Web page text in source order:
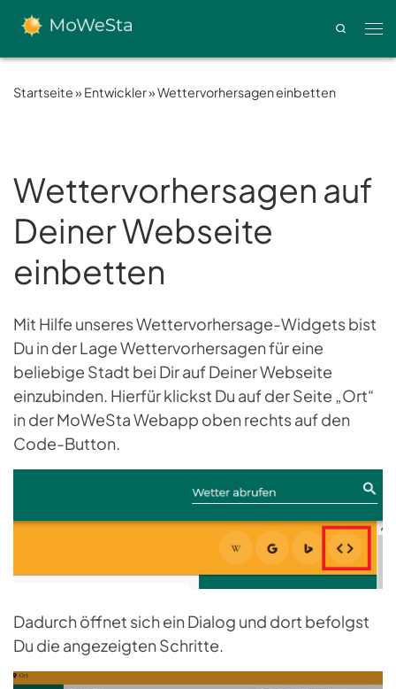
Zum Inhalt springen
Search
Startseite» Entwickler»Wettervorhersagen einbetten
Wettervorhersagen auf
Deiner Webseite
einbetten
Mit Hilfe unseres Wettervorhersage-Widgets bist
Du in der Lage Wettervorhersagen für eine
beliebige Stadt bei Dir auf Deiner Webseite
einzubinden. Hierfür klickst Du auf der Seite „Ort“
in der MoWeSta Webapp oben rechts auf den
Code-Button.
Dadurch öffnet sich ein Dialog und dort befolgst
Du die angezeigten Schritte.